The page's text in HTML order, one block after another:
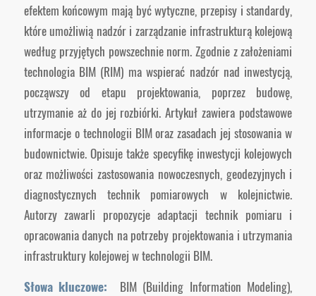
efektem końcowym mają być wytyczne, przepisy i standardy,
które umożliwią nadzór i zarządzanie infrastrukturą kolejową
według przyjętych powszechnie norm. Zgodnie z założeniami
technologia BIM (RIM) ma wspierać nadzór nad inwestycją,
począwszy od etapu projektowania, poprzez budowę,
utrzymanie aż do jej rozbiórki. Artykuł zawiera podstawowe
informacje o technologii BIM oraz zasadach jej stosowania w
budownictwie. Opisuje także specyfikę inwestycji kolejowych
oraz możliwości zastosowania nowoczesnych, geodezyjnych i
diagnostycznych technik pomiarowych w kolejnictwie.
Autorzy zawarli propozycje adaptacji technik pomiaru i
opracowania danych na potrzeby projektowania i utrzymania
infrastruktury kolejowej w technologii BIM.
Słowa kluczowe: BIM (Building Information Modeling),